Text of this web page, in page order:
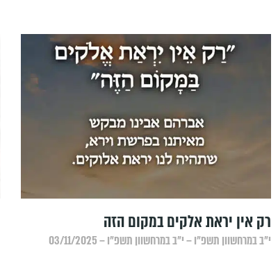
רק אין יראת אלקים במקום הזה
י״ב במרחשוון תשפ״ו – י״ב במרחשוון תשפ״ו – 03/11/2025